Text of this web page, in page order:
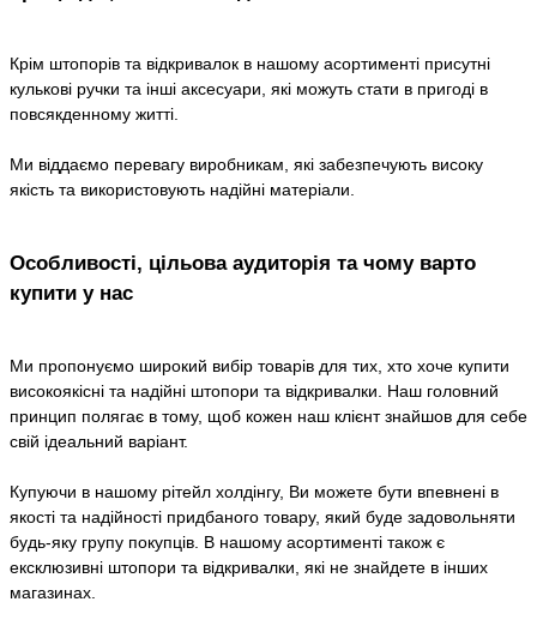
Крім штопорів та відкривалок в нашому асортименті присутні
кулькові ручки та інші аксесуари, які можуть стати в пригоді в
повсякденному житті.
Ми віддаємо перевагу виробникам, які забезпечують високу
якість та використовують надійні матеріали.
Особливості, цільова аудиторія та чому варто
купити у нас
Ми пропонуємо широкий вибір товарів для тих, хто хоче купити
високоякісні та надійні штопори та відкривалки. Наш головний
принцип полягає в тому, щоб кожен наш клієнт знайшов для себе
свій ідеальний варіант.
Купуючи в нашому рітейл холдінгу, Ви можете бути впевнені в
якості та надійності придбаного товару, який буде задовольняти
будь-яку групу покупців. В нашому асортименті також є
ексклюзивні штопори та відкривалки, які не знайдете в інших
магазинах.